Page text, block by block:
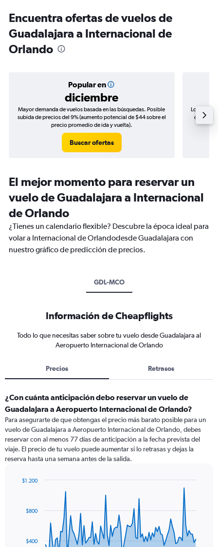
Encuentra ofertas de vuelos de
Guadalajara a Internacional de
Orlando
Popular en
diciembre
Mayor demanda de vuelos basada en las búsquedas. Posible
subida de precios del 9% (aumento potencial de $44 sobre el
precio promedio de ida y vuelta).
Buscar ofertas
Los
de
El mejor momento para reservar un
vuelo de Guadalajara a Internacional
de Orlando
¿Tienes un calendario flexible? Descubre la época ideal para
volar a Internacional de Orlandodesde Guadalajara con
nuestro gráfico de predicción de precios.
GDL-MCO
Información de Cheapflights
Todo lo que necesitas saber sobre tu vuelo desde Guadalajara al
Aeropuerto Internacional de Orlando
Precios Retrasos
¿Con cuánta anticipación debo reservar un vuelo de
Guadalajara a Aeropuerto Internacional de Orlando?
Para asegurarte de que obtengas el precio más barato posible para un
vuelo de Guadalajara a Aeropuerto Internacional de Orlando, debes
reservar con al menos 77 días de anticipación a la fecha prevista del
viaje. El precio de tu vuelo puede aumentar si lo retrasas y dejas la
reserva hasta una semana antes de la salida.
data
The$400
$800
$1.200